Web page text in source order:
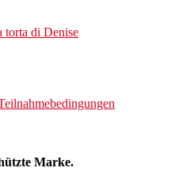
di Denise
Marke.